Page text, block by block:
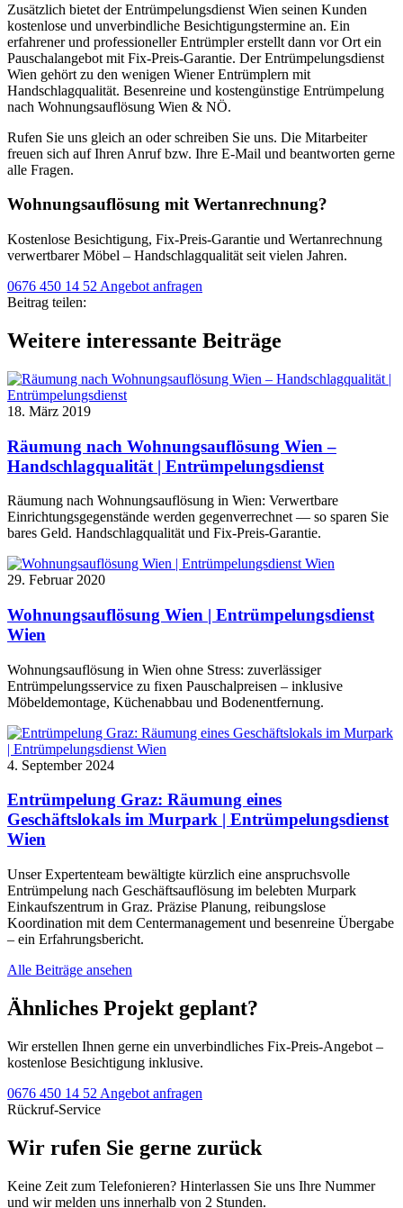
Zusätzlich bietet der Entrümpelungsdienst Wien seinen Kunden
kostenlose und unverbindliche Besichtigungstermine an. Ein
erfahrener und professioneller Entrümpler erstellt dann vor Ort ein
Pauschalangebot mit Fix-Preis-Garantie. Der Entrümpelungsdienst
Wien gehört zu den wenigen Wiener Entrümplern mit
Handschlagqualität. Besenreine und kostengünstige Entrümpelung
nach Wohnungsauflösung Wien & NÖ.
Rufen Sie uns gleich an oder schreiben Sie uns. Die Mitarbeiter
freuen sich auf Ihren Anruf bzw. Ihre E-Mail und beantworten gerne
alle Fragen.
Wohnungsauflösung mit Wertanrechnung?
Kostenlose Besichtigung, Fix-Preis-Garantie und Wertanrechnung
verwertbarer Möbel – Handschlagqualität seit vielen Jahren.
0676 450 14 52 Angebot anfragen
Beitrag teilen:
Weitere interessante Beiträge
18. März 2019
Räumung nach Wohnungsauflösung Wien –
Handschlagqualität | Entrümpelungsdienst
Räumung nach Wohnungsauflösung in Wien: Verwertbare
Einrichtungsgegenstände werden gegenverrechnet — so sparen Sie
bares Geld. Handschlagqualität und Fix-Preis-Garantie.
29. Februar 2020
Wohnungsauflösung Wien | Entrümpelungsdienst
Wien
Wohnungsauflösung in Wien ohne Stress: zuverlässiger
Entrümpelungsservice zu fixen Pauschalpreisen – inklusive
Möbeldemontage, Küchenabbau und Bodenentfernung.
4. September 2024
Entrümpelung Graz: Räumung eines
Geschäftslokals im Murpark | Entrümpelungsdienst
Wien
Unser Expertenteam bewältigte kürzlich eine anspruchsvolle
Entrümpelung nach Geschäftsauflösung im belebten Murpark
Einkaufszentrum in Graz. Präzise Planung, reibungslose
Koordination mit dem Centermanagement und besenreine Übergabe
– ein Erfahrungsbericht.
Alle Beiträge ansehen
Ähnliches Projekt geplant?
Wir erstellen Ihnen gerne ein unverbindliches Fix-Preis-Angebot –
kostenlose Besichtigung inklusive.
0676 450 14 52 Angebot anfragen
Rückruf-Service
Wir rufen Sie gerne zurück
Keine Zeit zum Telefonieren? Hinterlassen Sie uns Ihre Nummer
und wir melden uns innerhalb von 2 Stunden.